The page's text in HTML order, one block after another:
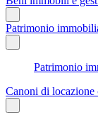
Patrimonio
Patrimonio
Canoni di locazione